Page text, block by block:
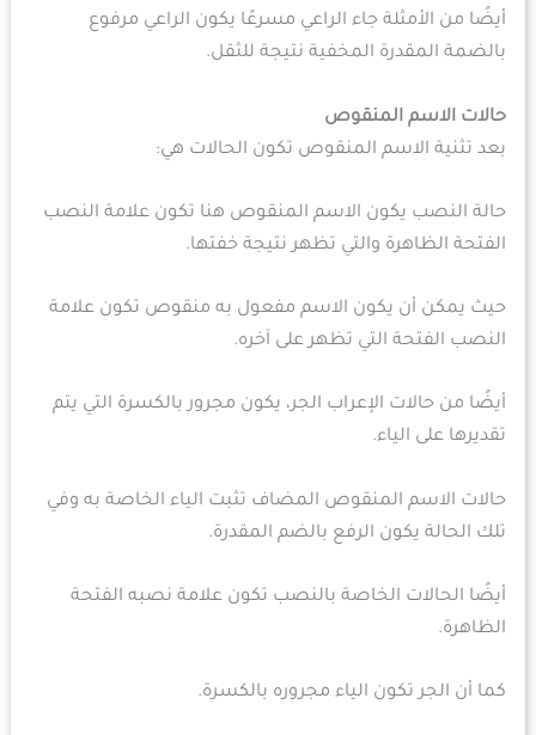
أيضًا من الأمثلة جاء الراعي مسرعًا يكون الراعي مرفوع
بالضمة المقدرة المخفية نتيجة للثقل.
حالات الاسم المنقوص
بعد تثنية الاسم المنقوص تكون الحالات هي:
حالة النصب يكون الاسم المنقوص هنا تكون علامة النصب
الفتحة الظاهرة والتي تظهر نتيجة خفتها.
حيث يمكن أن يكون الاسم مفعول به منقوص تكون علامة
النصب الفتحة التي تظهر على آخره.
أيضًا من حالات الإعراب الجر، يكون مجرور بالكسرة التي يتم
تقديرها على الياء.
حالات الاسم المنقوص المضاف تثبت الياء الخاصة به وفي
تلك الحالة يكون الرفع بالضم المقدرة.
أيضًا الحالات الخاصة بالنصب تكون علامة نصبه الفتحة
الظاهرة.
كما أن الجر تكون الياء مجروره بالكسرة.